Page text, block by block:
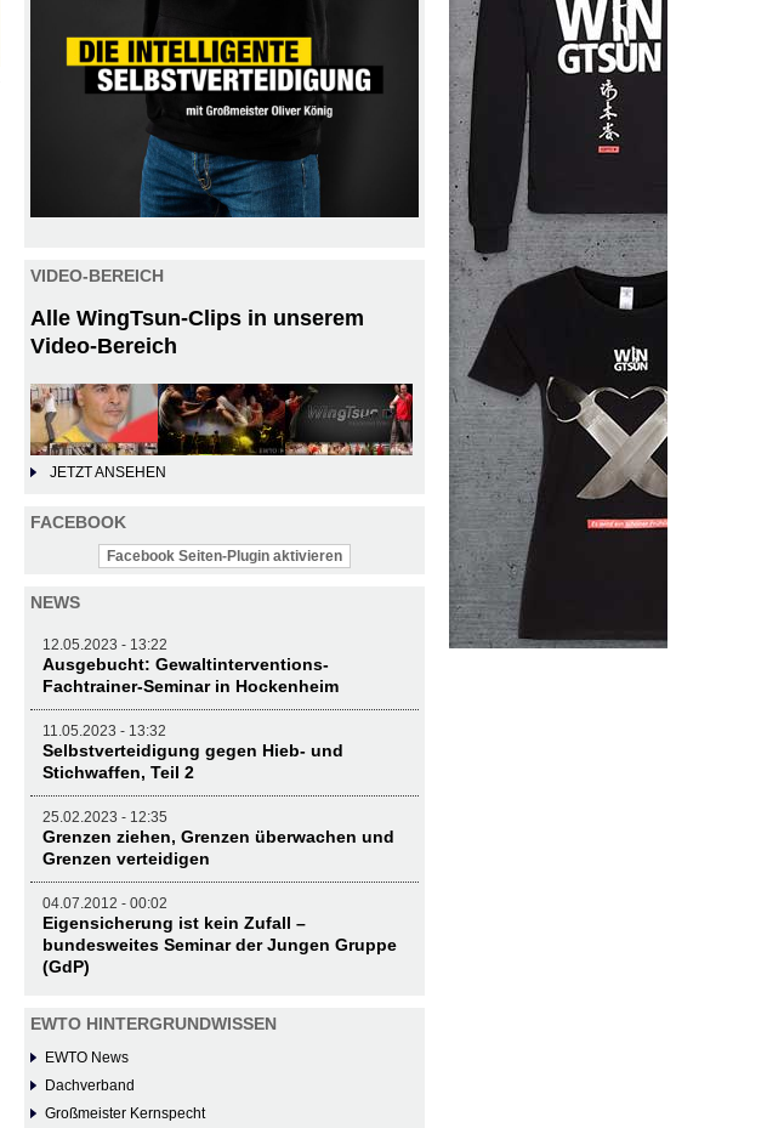
VIDEO-BEREICH
Alle WingTsun-Clips in unserem
Video-Bereich
JETZT ANSEHEN
FACEBOOK
Facebook Seiten-Plugin aktivieren
NEWS
12.05.2023 - 13:22
Ausgebucht: Gewaltinterventions-
Fachtrainer-Seminar in Hockenheim
11.05.2023 - 13:32
Selbstverteidigung gegen Hieb- und
Stichwaffen, Teil 2
25.02.2023 - 12:35
Grenzen ziehen, Grenzen überwachen und
Grenzen verteidigen
04.07.2012 - 00:02
Eigensicherung ist kein Zufall –
bundesweites Seminar der Jungen Gruppe
(GdP)
EWTO HINTERGRUNDWISSEN
EWTO News
Dachverband
Großmeister Kernspecht